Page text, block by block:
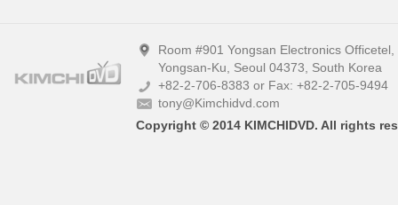
Room #901 Yongsan Electronics
Yongsan-Ku, Seoul 04373, South Korea
+82-2-706-8383 or Fax: +82-2-705-9494
tony@Kimchidvd.com
Copyright © 2014 KIMCHIDVD. All rights